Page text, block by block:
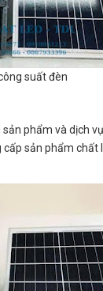
suất đèn
phẩm và dịch
sản phẩm